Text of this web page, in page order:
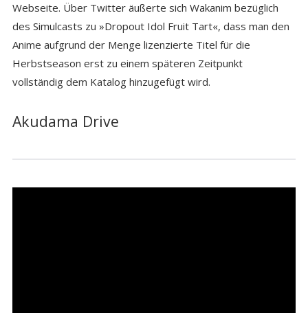
Webseite. Über Twitter äußerte sich Wakanim bezüglich
des Simulcasts zu »Dropout Idol Fruit Tart«, dass man den
Anime aufgrund der Menge lizenzierte Titel für die
Herbstseason erst zu einem späteren Zeitpunkt
vollständig dem Katalog hinzugefügt wird.
Akudama Drive